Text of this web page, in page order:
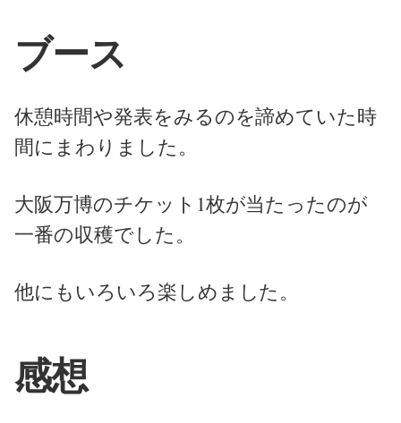
ブース
休憩時間や発表をみるのを諦めていた時
間にまわりました。
大阪万博のチケット1枚が当たったのが
一番の収穫でした。
他にもいろいろ楽しめました。
感想